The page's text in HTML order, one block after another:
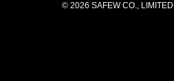
© 2026 SAFEW CO.,